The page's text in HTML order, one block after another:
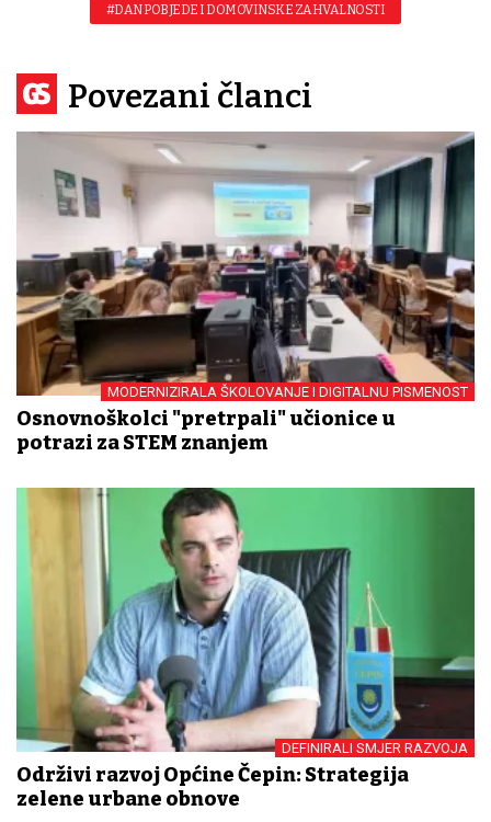
#DAN POBJEDE I DOMOVINSKE ZAHVALNOSTI
Povezani članci
MODERNIZIRALA ŠKOLOVANJE I DIGITALNU PISMENOST
Osnovnoškolci "pretrpali" učionice u
potrazi za STEM znanjem
DEFINIRALI SMJER RAZVOJA
Održivi razvoj Općine Čepin: Strategija
zelene urbane obnove